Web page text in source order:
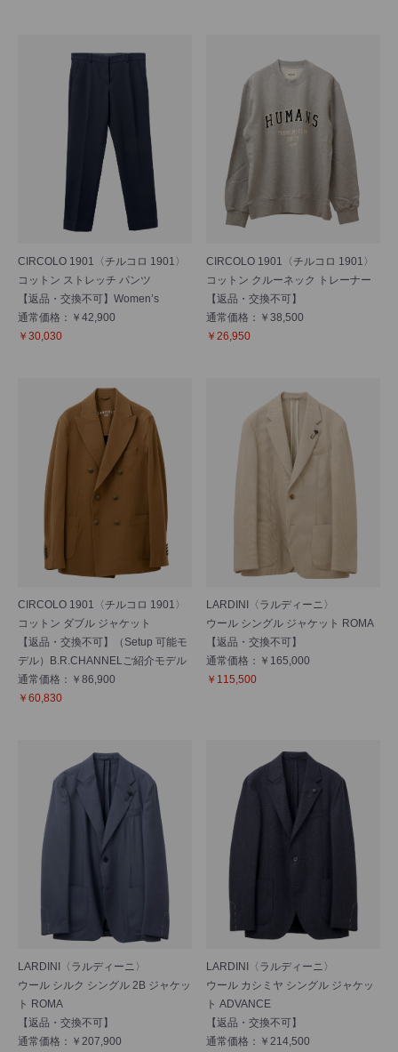
CIRCOLO 1901〈チルコロ 1901〉
コットン ストレッチ パンツ
【返品・交換不可】Women’s
通常価格：￥42,900
￥30,030
CIRCOLO 1901〈チルコロ 1901〉
コットン クルーネック トレーナー
【返品・交換不可】
通常価格：￥38,500
￥26,950
CIRCOLO 1901〈チルコロ 1901〉
コットン ダブル ジャケット
【返品・交換不可】（Setup 可能モ
デル）B.R.CHANNELご紹介モデル
通常価格：￥86,900
￥60,830
LARDINI〈ラルディーニ〉
ウール シングル ジャケット ROMA
【返品・交換不可】
通常価格：￥165,000
￥115,500
LARDINI〈ラルディーニ〉
ウール シルク シングル 2B ジャケッ
ト ROMA
【返品・交換不可】
通常価格：￥207,900
LARDINI〈ラルディーニ〉
ウール カシミヤ シングル ジャケッ
ト ADVANCE
【返品・交換不可】
通常価格：￥214,500